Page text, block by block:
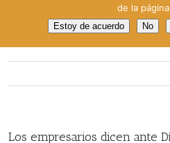
Los empresarios dicen ante
de la
Estoy de acuerdo No